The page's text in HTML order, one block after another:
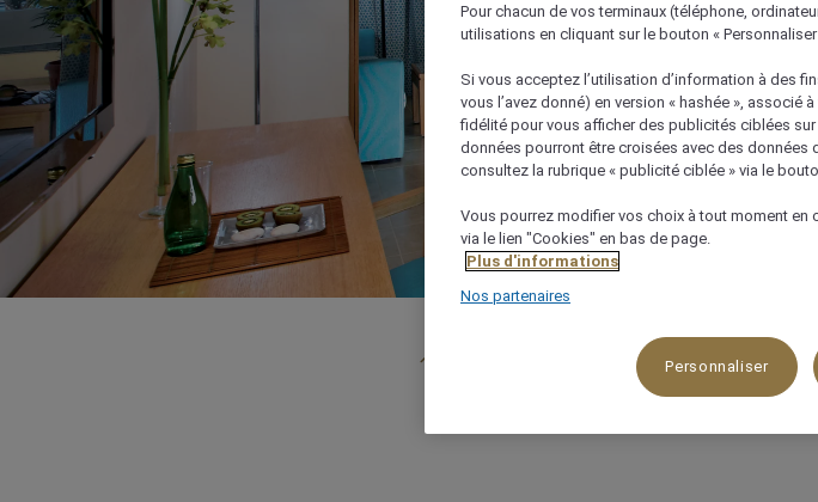
Vue sur l'océan/
Pour chacun de vos terminaux (téléphone,
utilisations en cliquant sur le bouton « Personnaliser
Si vous acceptez l’utilisation d’information à des
vous l’avez donné) en version « hashée », associé
fidélité pour vous afficher des publicités ciblées
données pourront être croisées avec des données
consultez la rubrique « publicité ciblée » via le
Vous pourrez modifier vos choix à tout moment en
via le lien "Cookies" en bas de page.
Plus d'informations
Nos partenaires
Personnaliser